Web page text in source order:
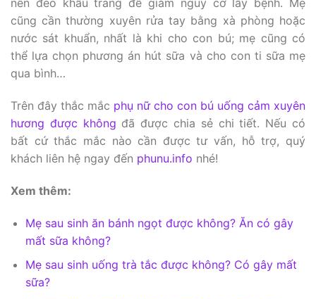
nên đeo khẩu trang để giảm nguy cơ lây bệnh. Mẹ
cũng cần thường xuyên rửa tay bằng xà phòng hoặc
nước sát khuẩn, nhất là khi cho con bú; mẹ cũng có
thể lựa chọn phương án hút sữa và cho con ti sữa mẹ
qua bình…
Trên đây thắc mắc phụ nữ cho con bú uống cảm xuyên
hương được không đã được chia sẻ chi tiết. Nếu có
bất cứ thắc mắc nào cần được tư vấn, hỗ trợ, quý
khách liên hệ ngay đến phunu.info nhé!
Xem thêm:
Mẹ sau sinh ăn bánh ngọt được không? Ăn có gây
mất sữa không?
Mẹ sau sinh uống trà tắc được không? Có gây mất
sữa?